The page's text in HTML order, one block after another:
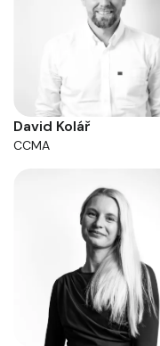
David Kolář
CCMA